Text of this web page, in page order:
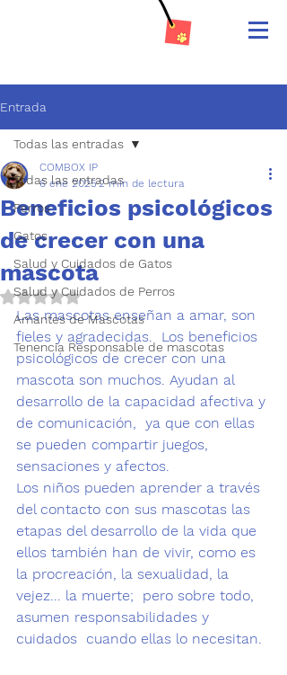
Entrada
Todas las entradas
Perros
Gatos
Salud y Cuidados de Gatos
Salud y Cuidados de Perros
Amantes de Mascotas
Tenencia Responsable de mascotas
Todas las entradas
Beneficios psicológicos
de crecer con una
mascota
COMBOX IP
6 ene 20252 min de lectura
Obtuvo NaN de 5 estrellas.
Las mascotas enseñan a amar, son
fieles y agradecidas.  Los beneficios
psicológicos de crecer con una
mascota son muchos. Ayudan al
desarrollo de la capacidad afectiva y
de comunicación,  ya que con ellas
se pueden compartir juegos,
sensaciones y afectos.
Los niños pueden aprender a través
del contacto con sus mascotas las
etapas del desarrollo de la vida que
ellos también han de vivir, como es
la procreación, la sexualidad, la
vejez... la muerte; pero sobre todo,
asumen responsabilidades y
cuidados  cuando ellas lo necesitan.